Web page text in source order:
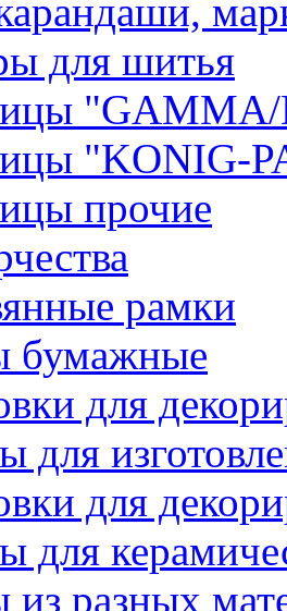
для шитья
"GAMMA/
"KONIG-
прочие
рамки
бумажные
для
для
для
для
из разных